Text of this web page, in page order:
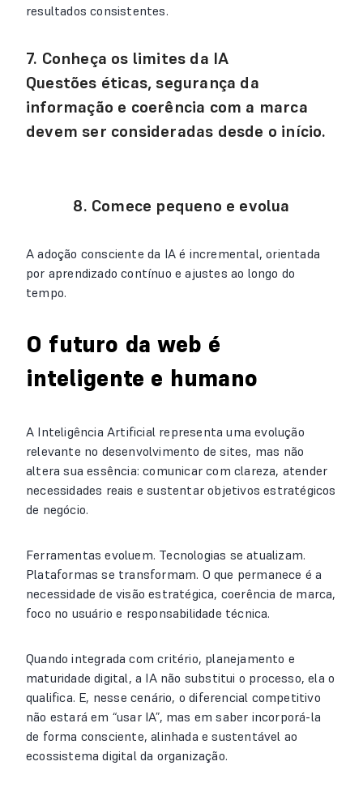
resultados consistentes.
7. Conheça os limites da IA
Questões éticas, segurança da
informação e coerência com a marca
devem ser consideradas desde o início.
8. Comece pequeno e evolua
A adoção consciente da IA é incremental, orientada
por aprendizado contínuo e ajustes ao longo do
tempo.
O futuro da web é
inteligente e humano
A Inteligência Artificial representa uma evolução
relevante no desenvolvimento de sites, mas não
altera sua essência: comunicar com clareza, atender
necessidades reais e sustentar objetivos estratégicos
de negócio.
Ferramentas evoluem. Tecnologias se atualizam.
Plataformas se transformam. O que permanece é a
necessidade de visão estratégica, coerência de marca,
foco no usuário e responsabilidade técnica.
Quando integrada com critério, planejamento e
maturidade digital, a IA não substitui o processo, ela o
qualifica. E, nesse cenário, o diferencial competitivo
não estará em “usar IA”, mas em saber incorporá-la
de forma consciente, alinhada e sustentável ao
ecossistema digital da organização.